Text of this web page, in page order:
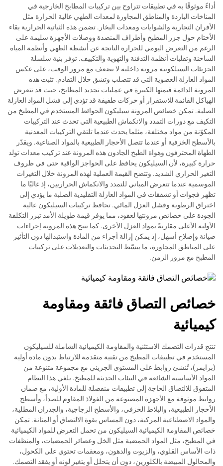
أداءً موثوقًا به في تطبيقات تتراوح بين تركيبات المطابخ الخارجية في
المناخات الباردة والمناطق المجاورة لمعدات الطهي عالية الحرارة مثل
الأفران التجارية والشوايات ومعدات البخار. تضمن هذه الثباتية الحرارية بقاء
الأختام حول جزر المطبخ وأطراف المنضدة ووصلات الأجهزة سليمة على
الرغم من التعرض اليومي للحرارة الناتجة عن أنشطة الطهي وأنظمة المياه
الساخنة وتقلبات أنظمة التدفئة والتهوية والتكييف. توفر بنية سلسلة
الجزيئات السيلكونية مرونة داخلية لا تضعف مع مرور الوقت، على عكس
المواد العازلة العضوية التي قد تتصلب وتشق خلال التقادم. تثبت هذه
المرونة الدائمة قيمتها الكبيرة في عمليات تجديد المطابخ، حيث قد تتعرض
الهياكل القائمة للاستقرار أو حركات طفيفة قد تؤدي إلى فشل المواد العازلة
الصلبة. تمكن خصائص المرونة سيليكون الحوائط المستخدم في المطبخ من
التكيف مع دورات التمدد والانكماش الطبيعية التي تحدث عند التركيبات
المكوّنة من مواد مختلفة، مثلما يحدث عندما تلتقي التركيبات المعدنية
بالأسطح الخزفية أو عندما تتصل الأحجار الطبيعية بالمواد الصناعية. ويقدّر
الطهاة المحترفون وهواة الطبخ الجادون هذه المرونة عند تركيب معدات تولد
حرارة كبيرة، لأن السيليكون يحافظ على الحواجز الواقية حتى في ظروف
التغير الحراري الشديد. وتتضح القيمة العملية لهذه المرونة خلال التغيرات
الموسمية عندما تتعرض المباني للتمدد والانكماش الحراريين، إذ غالبًا ما
تظهر فجوات أو تشققات في المواد العازلة التقليدية الصلبة ما يؤدي إلى
اختراق الرطوبة وفشل العزل المائي. تحافظ تركيبات السيليكون عالية
الجودة على خصائص مرونتها لعقود، مما يوفر قيمة طويلة الأمد تبرر التكلفة
الأولية الأعلى مقارنةً بمواد العزل الأخرى. كما تتيح هذه المرونة إجراءات
صيانة وإصلاح أسهل، إذ يمكن إزالة أجزاء من المادة واستبدالها دون التأثير
على المناطق المجاورة، ما يبسّط التحديثات والتعديلات على تركيبات
المطبخ مع مرور الزمن.
خصائص التصاق فائقة ومقاومة
كيميائية
تنتج قدرات التصمك الاستثنية والمقاومة الكيميائية الشاملة للسيليكون
المستخدم في تطبيقات المطبخ من تقنية متقدمة للارتباط بدون مادة أولية
(برايمر)، تُنشئ روابط على المستوى الجزيئي مع مجموعة متنوعة من
المواد الأساسية الشائعة في البيئات الحديثة للمطبخ. يلغي هذا النظام
المتفوق للالتصاق الحاجة إلى تطبيقات منفصلة للمادة الأولية، مع ضمان
روابط موثوقة مع الأجهزة المصنوعة من الفولاذ المقاوم للصدأ، وأسطح
الأحجار الطبيعية، والبلاط الخزفي، والأسطح الزجاجية، والجدران المطلية،
والمواد الاصطناعية المركبة، دون المساس بقوة الالتصاق أو المتانة. تمكن
خصائص المقاومة الكيميائية السيليكون من تحمل التعرض للمواد الكيميائية
في المطبخ، مثل المواد الحمضية مثل الخل وعصائر الحمضيات، والمنظفات
ذات الأساس القلوي، والزيوت والدهون، ومعقمات تحتوي على الكحول،
والمحالول المبيضة بالكلورين، دون أن يتحلل أو يتغير لونه أو يفقد التصمك.